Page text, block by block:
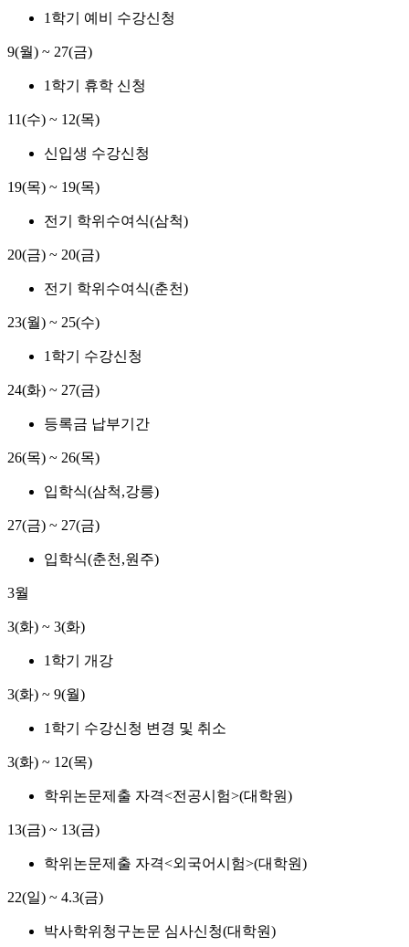
1학기 예비 수강신청
9(월) ~ 27(금)
1학기 휴학 신청
11(수) ~ 12(목)
신입생 수강신청
19(목) ~ 19(목)
전기 학위수여식(삼척)
20(금) ~ 20(금)
전기 학위수여식(춘천)
23(월) ~ 25(수)
1학기 수강신청
24(화) ~ 27(금)
등록금 납부기간
26(목) ~ 26(목)
입학식(삼척,강릉)
27(금) ~ 27(금)
입학식(춘천,원주)
3월
3(화) ~ 3(화)
1학기 개강
3(화) ~ 9(월)
1학기 수강신청 변경 및 취소
3(화) ~ 12(목)
학위논문제출 자격<전공시험>(대학원)
13(금) ~ 13(금)
학위논문제출 자격<외국어시험>(대학원)
22(일) ~ 4.3(금)
박사학위청구논문 심사신청(대학원)